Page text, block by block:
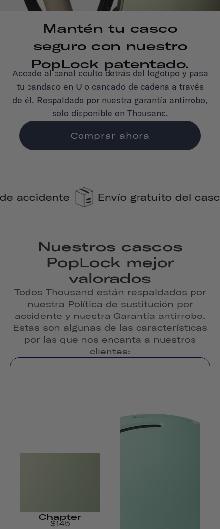
Mantén tu casco
seguro con nuestro
PopLock patentado.
Accede al canal oculto detrás del logotipo y pasa
tu candado en U o candado de cadena a través
de él. Respaldado por nuestra garantía antirrobo,
solo disponible en Thousand.
Comprar ahora
gratuito del casco 110% de
Nuestros cascos
PopLock mejor
valorados
Todos Thousand están respaldados por
nuestra Política de sustitución por
accidente y nuestra Garantía antirrobo.
Estas son algunas de las características
por las que nos encanta a nuestros
clientes:
Chapter
$145